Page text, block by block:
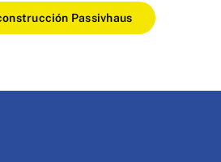
Passivhaus